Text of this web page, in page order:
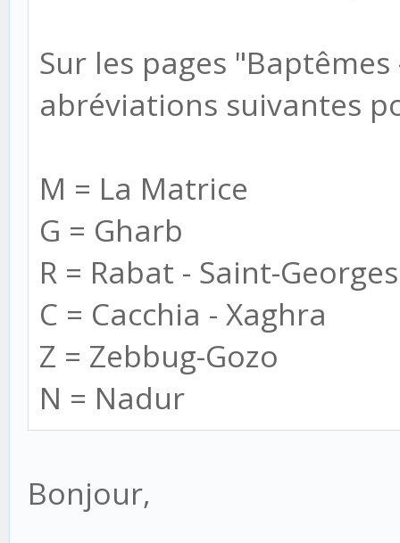
Sur les pages
abréviations suivantes
M = La Matrice
G = Gharb
R = Rabat - Saint-Georges
C = Cacchia - Xaghra
Z = Zebbug-Gozo
N = Nadur
Bonjour,